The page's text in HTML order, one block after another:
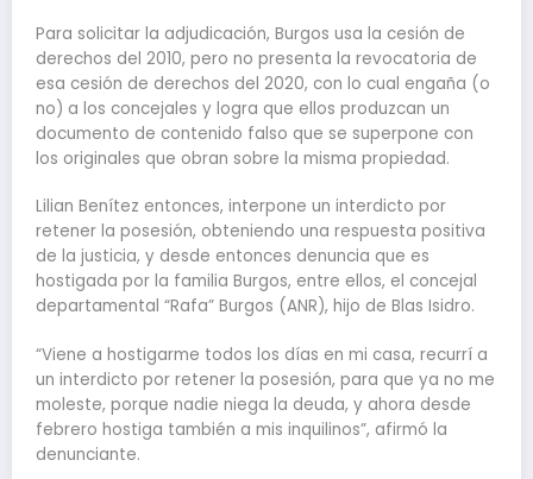
Para solicitar la adjudicación, Burgos usa la cesión de
derechos del 2010, pero no presenta la revocatoria de
esa cesión de derechos del 2020, con lo cual engaña (o
no) a los concejales y logra que ellos produzcan un
documento de contenido falso que se superpone con
los originales que obran sobre la misma propiedad.
Lilian Benítez entonces, interpone un interdicto por
retener la posesión, obteniendo una respuesta positiva
de la justicia, y desde entonces denuncia que es
hostigada por la familia Burgos, entre ellos, el concejal
departamental “Rafa” Burgos (ANR), hijo de Blas Isidro.
“Viene a hostigarme todos los días en mi casa, recurrí a
un interdicto por retener la posesión, para que ya no me
moleste, porque nadie niega la deuda, y ahora desde
febrero hostiga también a mis inquilinos”, afirmó la
denunciante.